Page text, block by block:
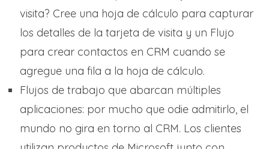
visita? Cree una hoja de cálculo para capturar
los detalles de la tarjeta de visita y un Flujo
para crear contactos en CRM cuando se
agregue una fila a la hoja de cálculo.
Flujos de trabajo que abarcan múltiples
aplicaciones: por mucho que odie admitirlo, el
mundo no gira en torno al CRM. Los clientes